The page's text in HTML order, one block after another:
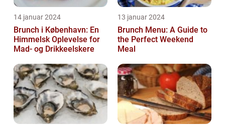
14 januar 2024
Brunch i København: En
Himmelsk Oplevelse for
Mad- og Drikkeelskere
13 januar 2024
Brunch Menu: A Guide to
the Perfect Weekend
Meal